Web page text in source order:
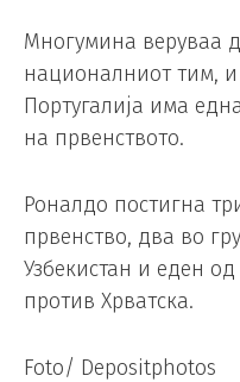
Многумина веруваа
националниот тим, и
Португалија има
на првенството.
Роналдо постигна
првенство, два во
Узбекистан и еден
против Хрватска.
Foto/ Depositphotos